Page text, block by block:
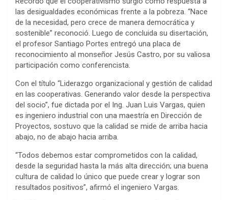
las desigualdades económicas frente a la pobreza. “Nace
de la necesidad, pero crece de manera democrática y
sostenible” reconoció. Luego de concluida su disertación,
el profesor Santiago Portes entregó una placa de
reconocimiento al monseñor Jesús Castro, por su valiosa
participación como conferencista.
Con el título “Liderazgo organizacional y gestión de calidad
en las cooperativas. Generando valor desde la perspectiva
del socio”, fue dictada por el Ing. Juan Luis Vargas, quien
es ingeniero industrial con una maestría en Dirección de
Proyectos, sostuvo que la calidad se mide de arriba hacia
abajo, no de abajo hacia arriba.
“Todos debemos estar comprometidos con la calidad,
desde la seguridad hasta la más alta dirección; una buena
cultura de calidad lo único que puede crear y lograr son
resultados positivos”, afirmó el ingeniero Vargas.